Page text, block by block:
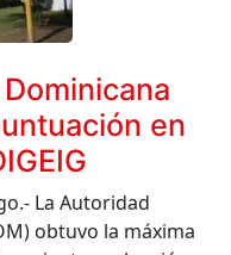
en
La Autoridad
obtuvo la máxima